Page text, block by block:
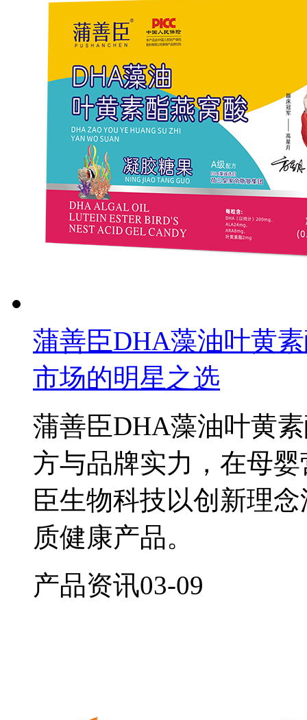
蒲善臣DHA藻油叶黄
市场的明星之选
蒲善臣DHA藻油叶黄
方与品牌实力，在母
臣生物科技以创新理
质健康产品。
产品资讯03-09